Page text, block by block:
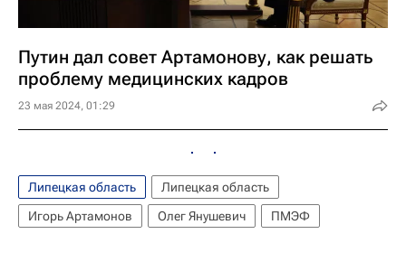
Путин дал совет Артамонову, как решать
проблему медицинских кадров
23 мая 2024, 01:29
Липецкая область
Липецкая область
Игорь Артамонов
Олег Янушевич ПМЭФ